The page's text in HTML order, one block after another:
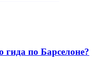
гида по Барселоне?